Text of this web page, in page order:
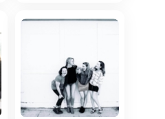
избежанию
финансово
грамотным с нами!